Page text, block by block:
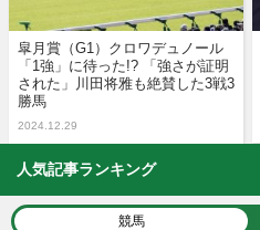
皐月賞（G1）クロワデュノール
「1強」に待った!? 「強さが証明
された」川田将雅も絶賛した3戦3
勝馬
2024.12.29
人気記事ランキング
競馬